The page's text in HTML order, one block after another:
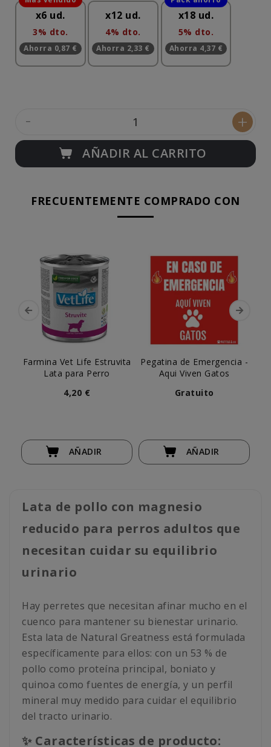
x6 ud.
3% dto.
Ahorra 0,87 €
x12 ud.
4% dto.
Ahorra 2,33 €
x18 ud.
5% dto.
Ahorra 4,37 €
- +
AÑADIR AL CARRITO
FRECUENTEMENTE COMPRADO CON
Farmina Vet Life Estruvita
Lata para Perro
4,20 €
AÑADIR
Pegatina de Emergencia -
Aqui Viven Gatos
Gratuito
AÑADIR
Lata de pollo con magnesio
reducido para perros adultos que
necesitan cuidar su equilibrio
urinario
Hay perretes que necesitan afinar mucho en el
cuenco para mantener su bienestar urinario.
Esta lata de Natural Greatness está formulada
específicamente para ellos: con un 53 % de
pollo como proteína principal, boniato y
quinoa como fuentes de energía, y un perfil
mineral muy medido para cuidar el equilibrio
del tracto urinario.
✨ Características de producto: